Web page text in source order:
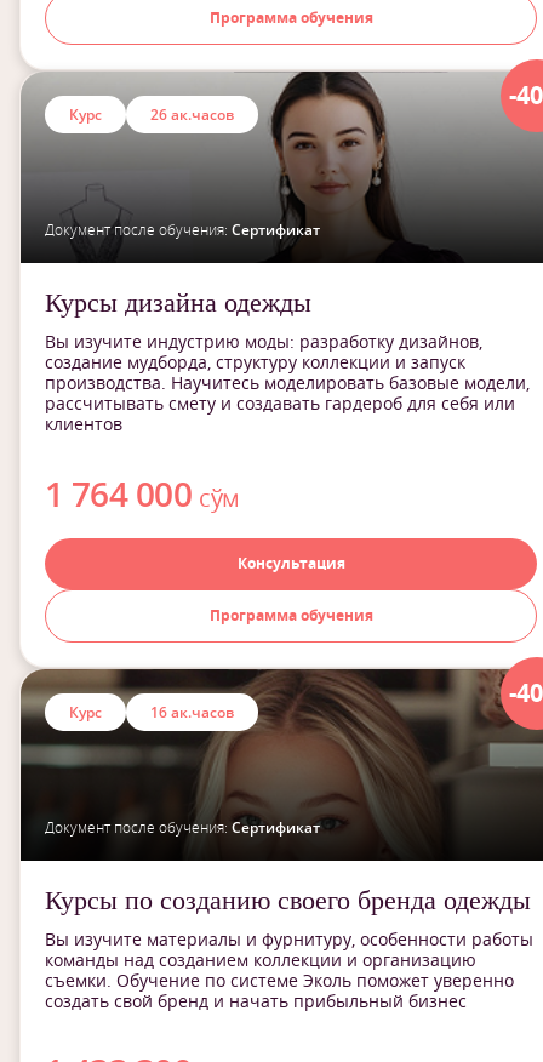
Программа обучения
-
Курс 26 ак.часов
Документ после обучения: Сертификат
Курсы дизайна одежды
Вы изучите индустрию моды: разработку дизайнов,
создание мудборда, структуру коллекции и запуск
производства. Научитесь моделировать базовые модели,
рассчитывать смету и создавать гардероб для себя или
клиентов
1 764 000 сўм
Консультация
Программа обучения
-
Курс 16 ак.часов
Документ после обучения: Сертификат
Курсы по созданию своего бренда одежды
Вы изучите материалы и фурнитуру, особенности работы
команды над созданием коллекции и организацию
съемки. Обучение по системе Эколь поможет уверенно
создать свой бренд и начать прибыльный бизнес